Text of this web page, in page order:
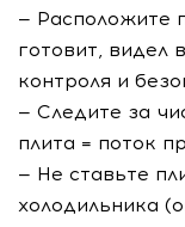
— Расположите
готовит, видел
контроля и
— Следите за
плита = поток
— Не ставьте
холодильника